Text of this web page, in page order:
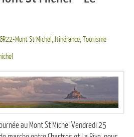
Mont St Michel , Itinérance, Tourisme
au Mont St Michel Vendredi 25